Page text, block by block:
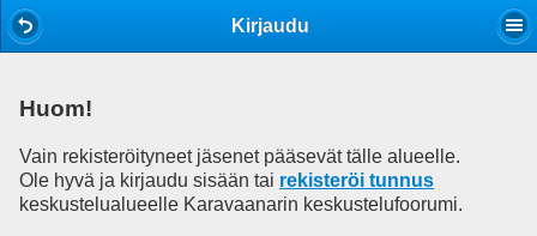
Kirjaudu
Huom!
Vain rekisteröityneet jäsenet pääsevät tälle alueelle.
Ole hyvä ja kirjaudu sisään tai rekisteröi tunnus
keskustelualueelle Karavaanarin keskustelufoorumi.